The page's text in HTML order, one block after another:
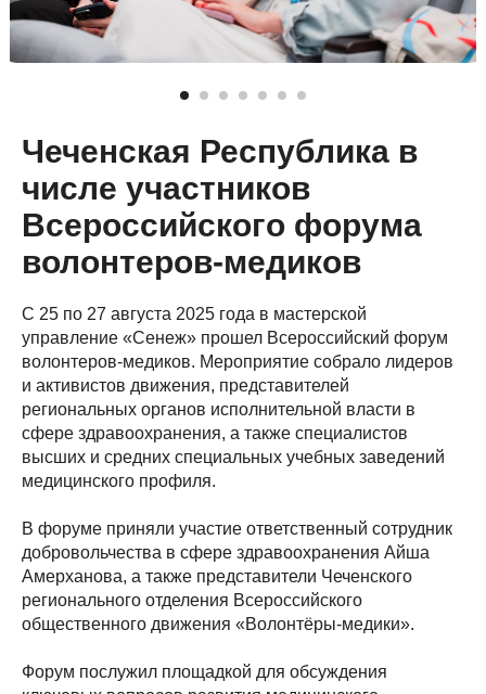
Чеченская Республика в
числе участников
Всероссийского форума
волонтеров-медиков
С 25 по 27 августа 2025 года в мастерской
управление «Сенеж» прошел Всероссийский форум
волонтеров-медиков. Мероприятие собрало лидеров
и активистов движения, представителей
региональных органов исполнительной власти в
сфере здравоохранения, а также специалистов
высших и средних специальных учебных заведений
медицинского профиля.
В форуме приняли участие ответственный сотрудник
добровольчества в сфере здравоохранения Айша
Амерханова, а также представители Чеченского
регионального отделения Всероссийского
общественного движения «Волонтёры-медики».
Форум послужил площадкой для обсуждения